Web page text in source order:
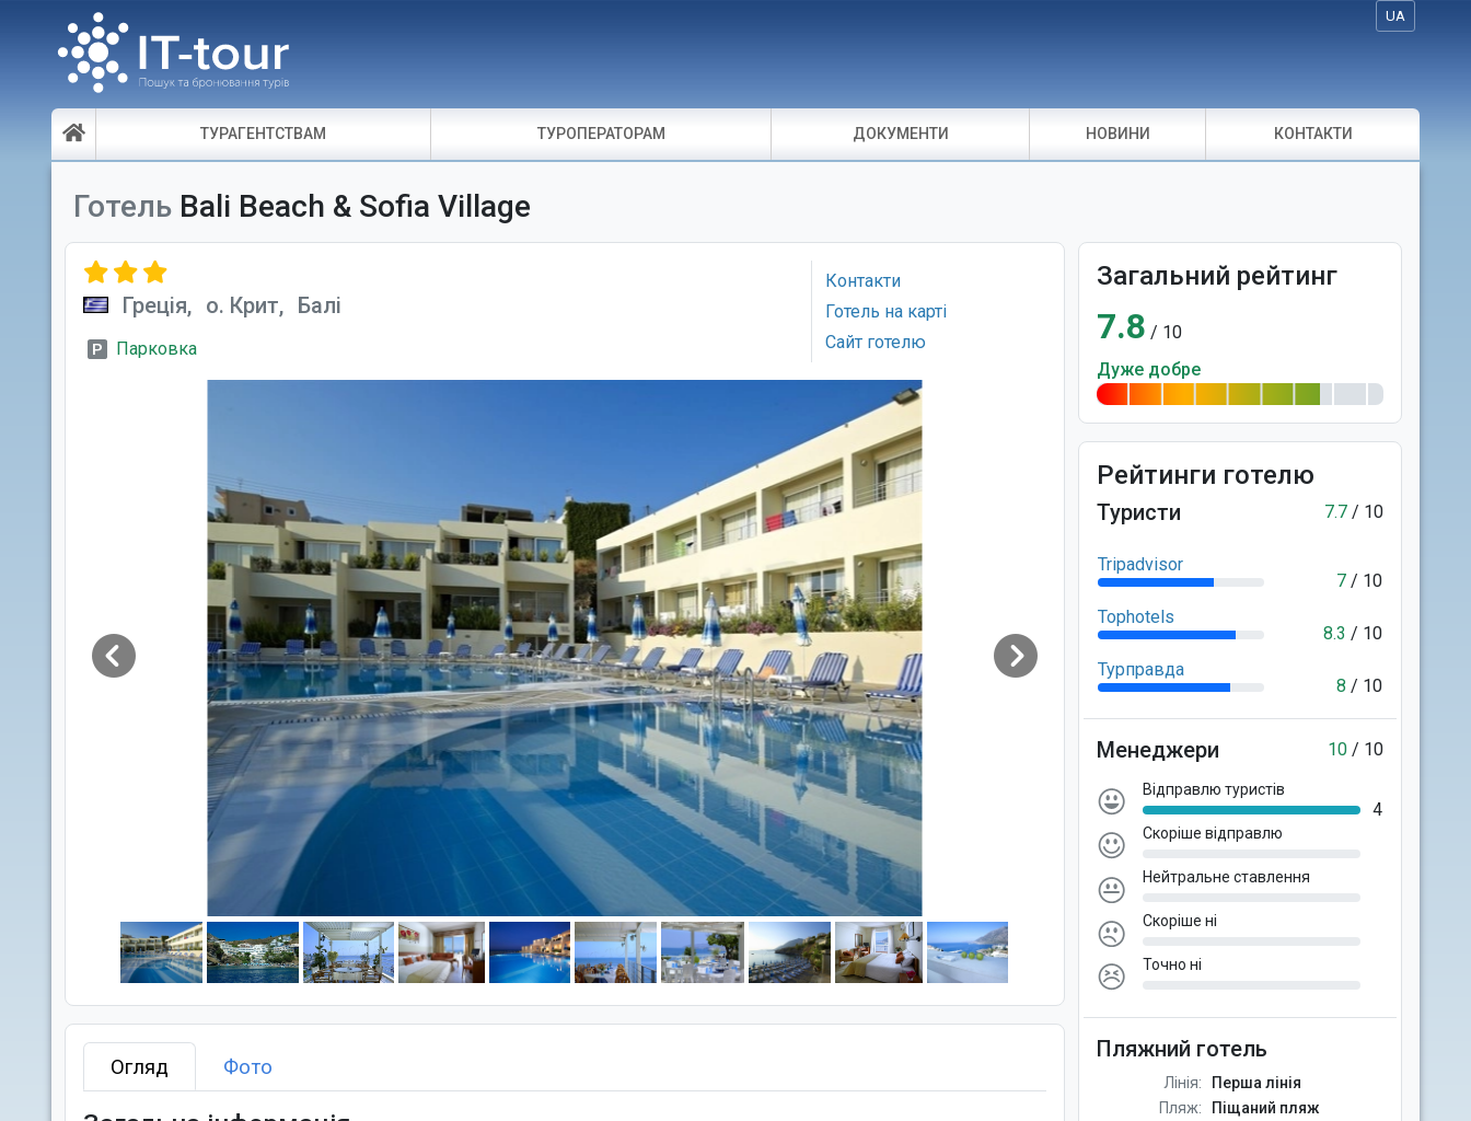
UA
ТУРАГЕНТСТВАМ ТУРОПЕРАТОРАМ ДОКУМЕНТИ НОВИНИ КОНТАКТИ